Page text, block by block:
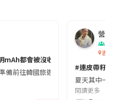
mAh都會被沒收😱出發前切記檢查
準備前往韓國旅遊的民眾，近期要
營養
香港
#連皮帶籽
夏天其中一
閱讀更多